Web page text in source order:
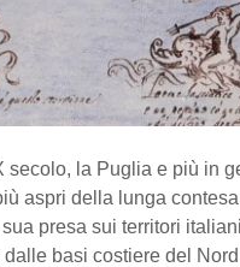
secolo, la Puglia e più in
aspri della lunga contesa
presa sui territori
basi costiere del Nord